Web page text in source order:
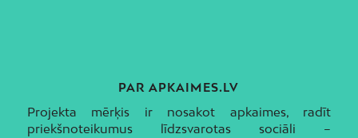
PAR APKAIMES.LV
Projekta mērķis ir nosakot apkaimes, radīt
priekšnoteikumus līdzsvarotas sociāli –